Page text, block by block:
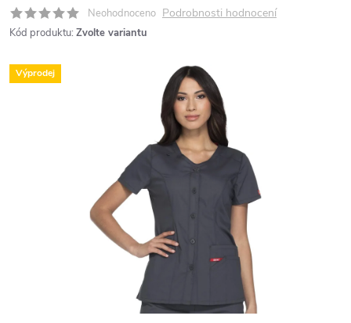
Neohodnoceno Podrobnosti hodnocení
Kód produktu: Zvolte variantu
Výprodej